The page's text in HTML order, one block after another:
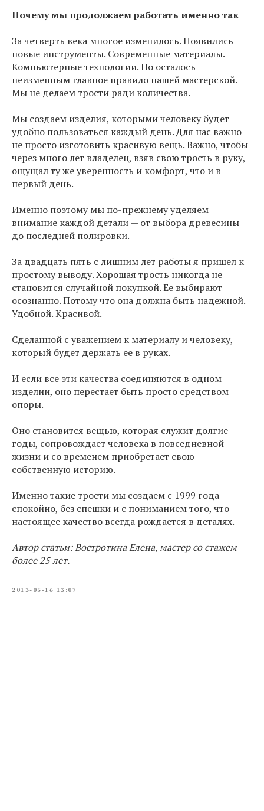
Почему мы продолжаем работать именно так
За четверть века многое изменилось. Появились
новые инструменты. Современные материалы.
Компьютерные технологии. Но осталось
неизменным главное правило нашей мастерской.
Мы не делаем трости ради количества.
Мы создаем изделия, которыми человеку будет
удобно пользоваться каждый день. Для нас важно
не просто изготовить красивую вещь. Важно, чтобы
через много лет владелец, взяв свою трость в руку,
ощущал ту же уверенность и комфорт, что и в
первый день.
Именно поэтому мы по-прежнему уделяем
внимание каждой детали — от выбора древесины
до последней полировки.
За двадцать пять с лишним лет работы я пришел к
простому выводу. Хорошая трость никогда не
становится случайной покупкой. Ее выбирают
осознанно. Потому что она должна быть надежной.
Удобной. Красивой.
Сделанной с уважением к материалу и человеку,
который будет держать ее в руках.
И если все эти качества соединяются в одном
изделии, оно перестает быть просто средством
опоры.
Оно становится вещью, которая служит долгие
годы, сопровождает человека в повседневной
жизни и со временем приобретает свою
собственную историю.
Именно такие трости мы создаем с 1999 года —
спокойно, без спешки и с пониманием того, что
настоящее качество всегда рождается в деталях.
Автор статьи: Востротина Елена, мастер со стажем
более 25 лет.
2013-05-16 13:07